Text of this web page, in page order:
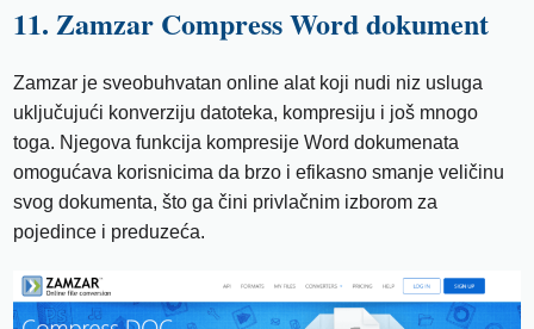
11. Zamzar Compress Word dokument
Zamzar je sveobuhvatan online alat koji nudi niz usluga
uključujući konverziju datoteka, kompresiju i još mnogo
toga. Njegova funkcija kompresije Word dokumenata
omogućava korisnicima da brzo i efikasno smanje veličinu
svog dokumenta, što ga čini privlačnim izborom za
pojedince i preduzeća.